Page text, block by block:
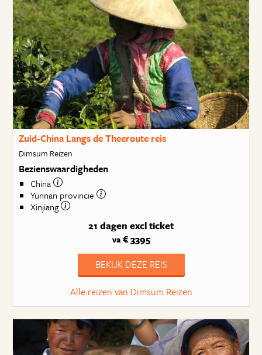
Zuid-China Langs de Theeroute reis
Dimsum Reizen
Bezienswaardigheden
China
Yunnan provincie
Xinjiang
21 dagen excl ticket
va€ 3395
BEKIJK DEZE REIS
Alle reizen van Dimsum Reizen